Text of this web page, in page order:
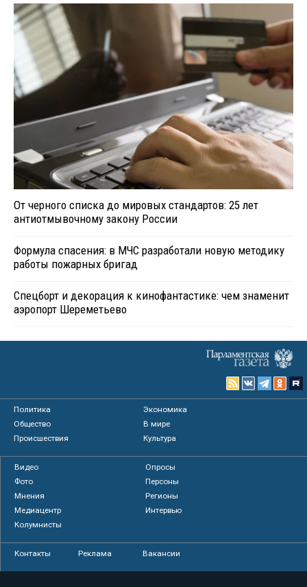
От черного списка до мировых стандартов: 25 лет
антиотмывочному закону России
Формула спасения: в МЧС разработали новую методику
работы пожарных бригад
Спецборт и декорация к кинофантастике: чем знаменит
аэропорт Шереметьево
Политика
Экономика
Общество
В мире
Происшествия
Культура
Видео
Опросы
Фото
Персоны
Мнения
Регионы
Медиацентр
Интервью
Колумнисты
Контакты Реклама Вакансии